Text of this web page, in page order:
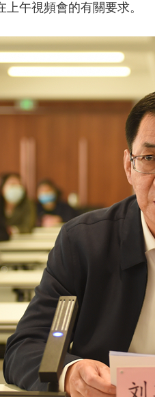
午視頻會的有關要求。